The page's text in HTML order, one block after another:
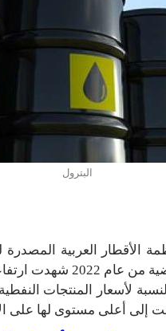
البترول
العربية المصدرة
لأسعار المنتجات
إلى أعلى مستوى لها على